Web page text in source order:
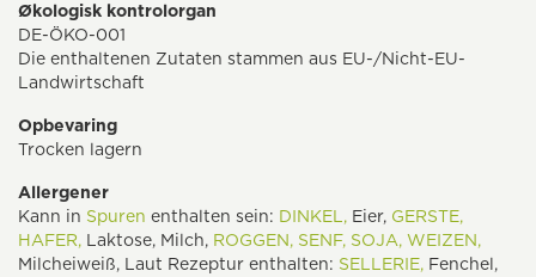
Økologisk kontrolorgan
DE-ÖKO-001
Die enthaltenen Zutaten stammen aus EU-/Nicht-EU-
Landwirtschaft
Opbevaring
Trocken lagern
Allergener
Kann in Spuren enthalten sein: DINKEL, Eier, GERSTE,
HAFER, Laktose, Milch, ROGGEN, SENF, SOJA, WEIZEN,
Milcheiweiß, Laut Rezeptur enthalten: SELLERIE, Fenchel,